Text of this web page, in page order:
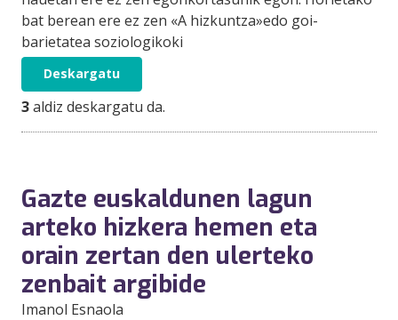
bat berean ere ez zen «A hizkuntza»edo goi-
barietatea soziologikoki
Deskargatu
3aldiz deskargatu da.
Gazte euskaldunen lagun
arteko hizkera hemen eta
orain zertan den ulerteko
zenbait argibide
Imanol Esnaola